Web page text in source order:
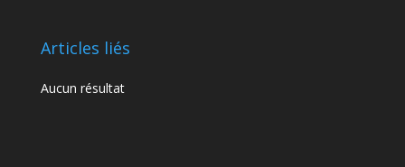
Articles liés
Aucun résultat